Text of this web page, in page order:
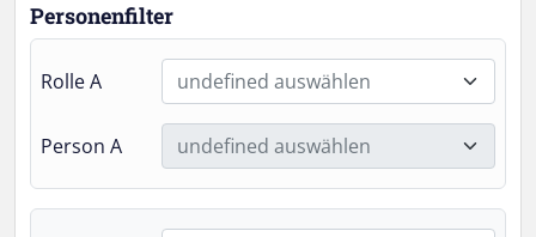
Personenfilter
Rolle A undefined auswählen
Person A undefined auswählen